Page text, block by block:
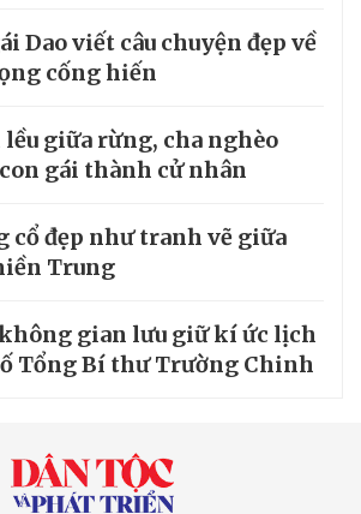
Dao viết câu chuyện đẹp về
cống hiến
lều giữa rừng, cha nghèo
gái thành cử nhân
cổ đẹp như tranh vẽ giữa
Trung
gian lưu giữ kí ức lịch
Tổng Bí thư Trường Chinh